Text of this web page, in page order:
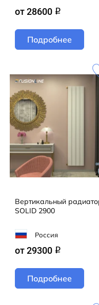
от 28600 q
Подробнее
Вертикальный
SOLID 2900
Россия
от 29300 q
Подробнее